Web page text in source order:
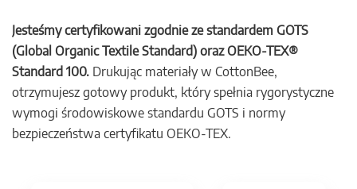
Jesteśmy certyfikowani zgodnie ze standardem GOTS
(Global Organic Textile Standard) oraz OEKO-TEX®
Standard 100. Drukując materiały w CottonBee,
otrzymujesz gotowy produkt, który spełnia rygorystyczne
wymogi środowiskowe standardu GOTS i normy
bezpieczeństwa certyfikatu OEKO-TEX.